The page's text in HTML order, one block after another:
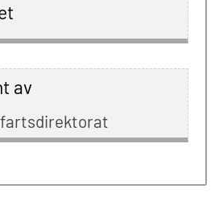
av